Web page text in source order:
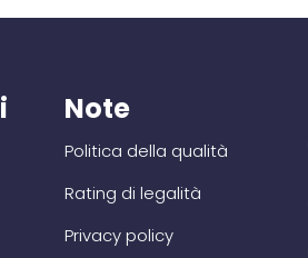
Note
Politica della qualità
Rating di legalità
Privacy policy